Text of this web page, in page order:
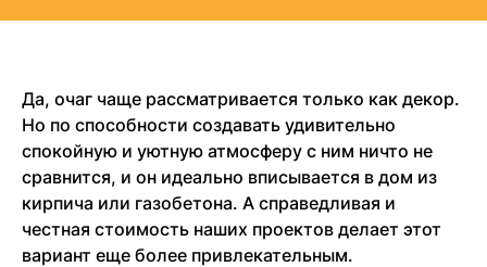
Да, очаг чаще рассматривается только как декор.
Но по способности создавать удивительно
спокойную и уютную атмосферу с ним ничто не
сравнится, и он идеально вписывается в дом из
кирпича или газобетона. А справедливая и
честная стоимость наших проектов делает этот
вариант еще более привлекательным.